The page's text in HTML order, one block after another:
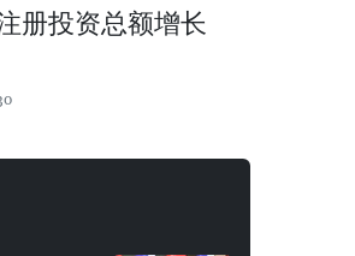
册投资总额增长